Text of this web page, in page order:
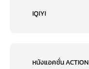
IQIYI
หนังแอคชั่น ACTION